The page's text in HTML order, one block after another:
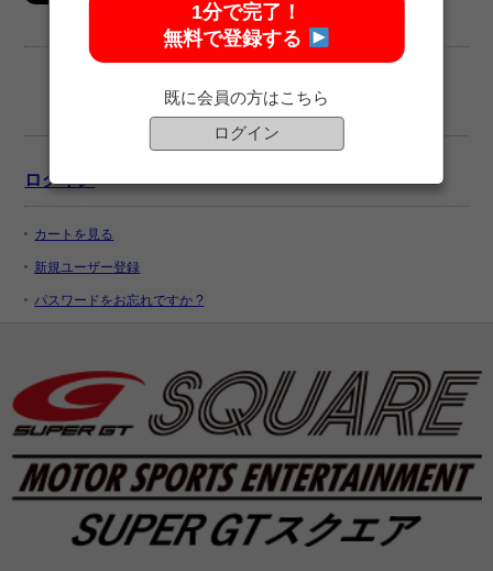
ログイン
カートを見る
新規ユーザー登録
パスワードをお忘れですか ?
1分で完了！
無料で登録する
既に会員の方はこちら
ログイン